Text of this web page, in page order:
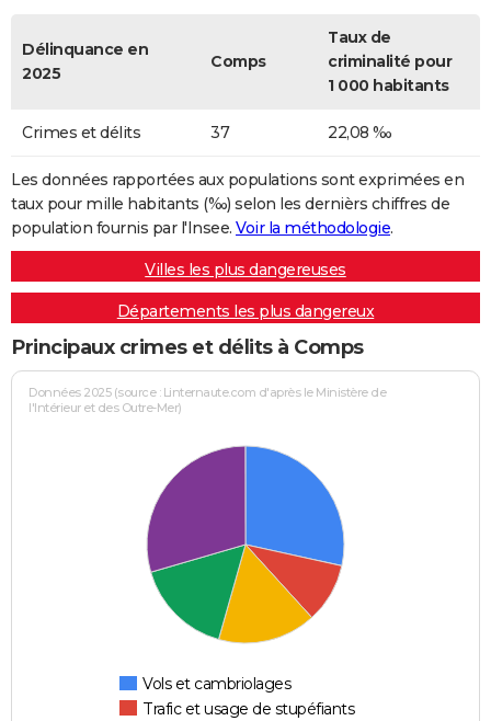
Délinquance en
2025
Comps
Taux de
criminalité pour
1 000 habitants
Crimes et délits 37 22,08 ‰
Les données rapportées aux populations sont exprimées en
taux pour mille habitants (‰) selon les dernièrs chiffres de
population fournis par l'Insee. Voir la méthodologie.
Villes les plus dangereuses
Départements les plus dangereux
Principaux crimes et délits à Comps
Données 2025 (source : Linternaute.com d'après le Ministère de
l'Intérieur et des Outre-Mer)
Vols et cambriolages
Trafic et usage de stupéfiants